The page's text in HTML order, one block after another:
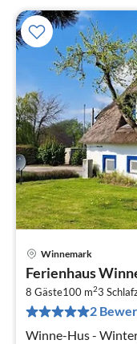
Winnemark
Ferienhaus
8 Gäste100 m23
2
Winne-Hus -